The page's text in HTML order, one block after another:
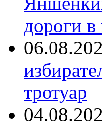
дороги
тротуар